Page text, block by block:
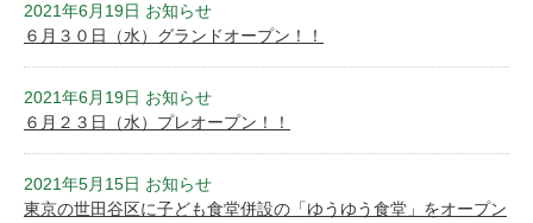
2021年6月19日 お知らせ
６月３０日（水）グランドオープン！！
2021年6月19日 お知らせ
６月２３日（水）プレオープン！！
2021年5月15日 お知らせ
東京の世田谷区に子ども食堂併設の「ゆうゆう食堂」をオープン